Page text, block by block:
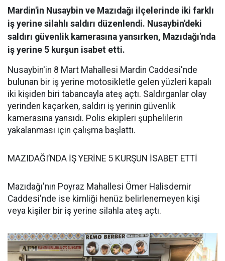
Mardin'in Nusaybin ve Mazıdağı ilçelerinde iki farklı
iş yerine silahlı saldırı düzenlendi. Nusaybin'deki
saldırı güvenlik kamerasına yansırken, Mazıdağı'nda
iş yerine 5 kurşun isabet etti.
Nusaybin'in 8 Mart Mahallesi Mardin Caddesi'nde
bulunan bir iş yerine motosikletle gelen yüzleri kapalı
iki kişiden biri tabancayla ateş açtı. Saldırganlar olay
yerinden kaçarken, saldırı iş yerinin güvenlik
kamerasına yansıdı. Polis ekipleri şüphelilerin
yakalanması için çalışma başlattı.
MAZIDAĞI’NDA İŞ YERİNE 5 KURŞUN İSABET ETTİ
Mazıdağı'nın Poyraz Mahallesi Ömer Halisdemir
Caddesi'nde ise kimliği henüz belirlenemeyen kişi
veya kişiler bir iş yerine silahla ateş açtı.